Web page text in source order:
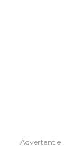
Advertentie